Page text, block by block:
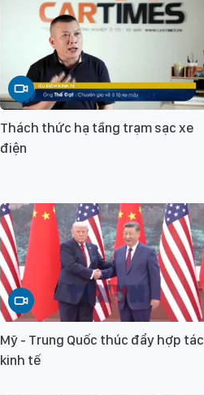
Thách thức hạ tầng trạm sạc xe
điện
Mỹ - Trung Quốc thúc đẩy hợp tác
kinh tế